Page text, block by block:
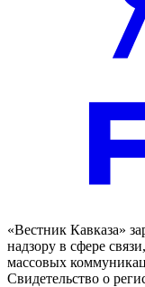
«Вестник Кавказа»
надзору в сфере
массовых
Свидетельство о